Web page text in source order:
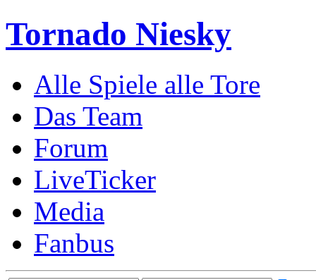
Tornado Niesky
Alle Spiele alle Tore
Das Team
Forum
LiveTicker
Media
Fanbus